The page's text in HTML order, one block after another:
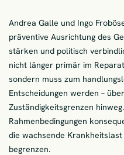
Andrea Galle und Ingo
präventive Ausrichtung des
stärken und politisch
nicht länger primär im
sondern muss zum
Entscheidungen werden –
Zuständigkeitsgrenzen
Rahmenbedingungen
die wachsende
begrenzen.